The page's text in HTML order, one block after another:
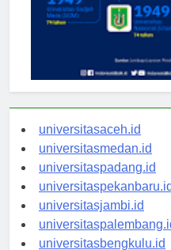
universitasaceh.id
universitasmedan.id
universitaspadang.id
universitaspekanbaru.id
universitasjambi.id
universitaspalembang.id